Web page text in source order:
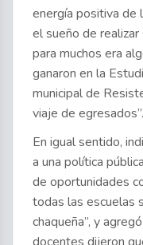
energía positiva de
el sueño de
para muchos era
ganaron en la
municipal de
viaje de egresados”.
En igual sentido,
a una política
de oportunidades
todas las escuelas
chaqueña”, y